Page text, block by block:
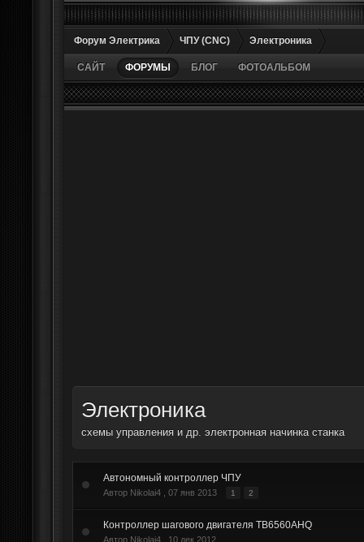
Форум Электрика ЧПУ (CNC) Электроника
САЙТ ФОРУМЫ БЛОГ ФОТОАЛЬБОМ
Электроника
схемы управления и др. электронная начинка станка
Автономный контроллер ЧПУ
Автор Nikolai4 , 07 янв 2013 1 2
Контроллер шагового двигателя TB6560AHQ
Автор Nikolai4 , 10 дек 2012